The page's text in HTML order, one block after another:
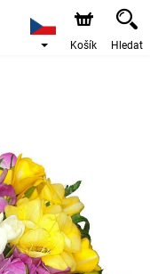
Košík Hledat